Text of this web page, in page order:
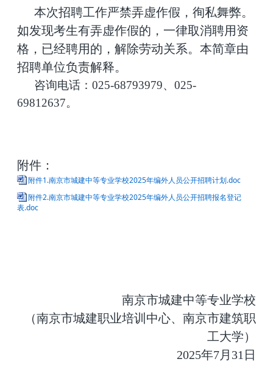
本次招聘工作严禁弄虚作假，徇私舞弊。
如发现考生有弄虚作假的，一律取消聘用资
格，已经聘用的，解除劳动关系。本简章由
招聘单位负责解释。
咨询电话：025-68793979、025-
69812637。
附件：
附件1.南京市城建中等专业学校2025年编外人员公开招聘计划.doc
附件2.南京市城建中等专业学校2025年编外人员公开招聘报名登记
表.doc
南京市城建中等专业学校
（南京市城建职业培训中心、南京市建筑职
工大学）
2025年7月31日